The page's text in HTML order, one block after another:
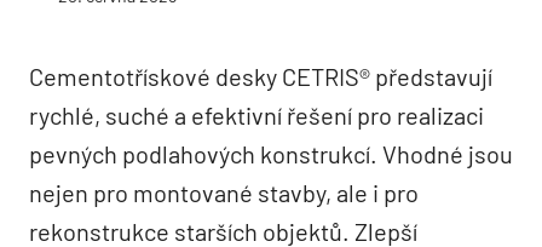
Cementotřískové desky CETRIS® představují
rychlé, suché a efektivní řešení pro realizaci
pevných podlahových konstrukcí. Vhodné jsou
nejen pro montované stavby, ale i pro
rekonstrukce starších objektů. Zlepší